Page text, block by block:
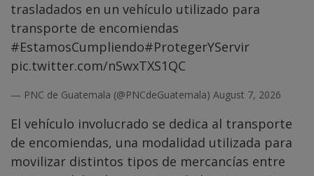
trasladados en un vehículo utilizado para
transporte de encomiendas
#EstamosCumpliendo#ProtegerYServir
pic.twitter.com/nSwxTXS1QC
— PNC de Guatemala (@PNCdeGuatemala) August 7, 2026
El vehículo involucrado se dedica al transporte
de encomiendas, una modalidad utilizada para
movilizar distintos tipos de mercancías entre